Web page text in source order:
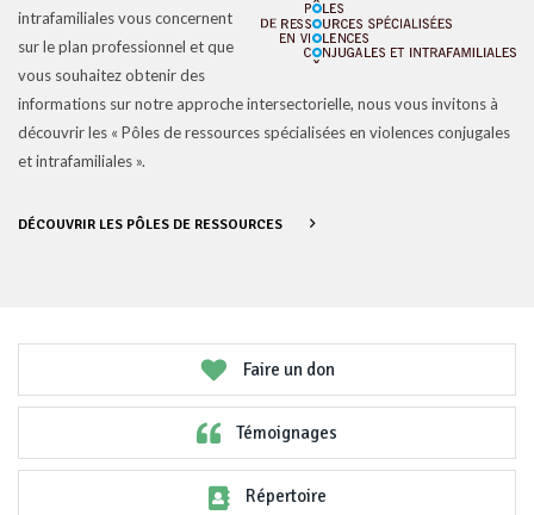
intrafamiliales vous concernent
sur le plan professionnel et que
vous souhaitez obtenir des
informations sur notre approche intersectorielle, nous vous invitons à
découvrir les « Pôles de ressources spécialisées en violences conjugales
et intrafamiliales ».
DÉCOUVRIR LES PÔLES DE RESSOURCES
Faire un don
Témoignages
Répertoire